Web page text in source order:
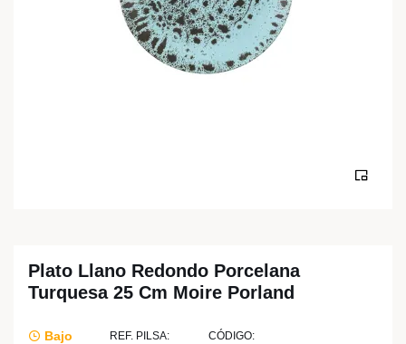
Plato Llano Redondo Porcelana
Turquesa 25 Cm Moire Porland
Bajo
REF. PILSA: CÓDIGO: